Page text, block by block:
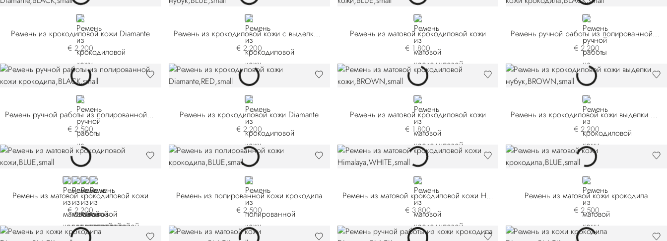
BLACK
Ремень из крокодиловой кожи Diamante
€ 2.200
BLUE
Ремень из крокодиловой кожи с выделкой нубук
€ 2.200
BLUE
Ремень из матовой крокодиловой кожи
€ 1.800
BLACK
Ремень ручной работы из полированной кожи крокодила
€ 2.200
BLACK
Ремень ручной работы из полированной кожи крокодила
€ 2.500
RED
Ремень из крокодиловой кожи Diamante
€ 2.200
BROWN
Ремень из матовой крокодиловой кожи
€ 1.800
BROWN
Ремень из крокодиловой кожи выделки нубук
€ 2.200
BLUEBEIGE
BLACKGREEN
Ремень из матовой крокодиловой кожи
€ 2.200
BLUE
Ремень из полированной кожи крокодила
€ 2.500
WHITE
Ремень из матовой крокодиловой кожи Himalaya
€ 3.800
BLUE
Ремень из матовой кожи крокодила
€ 2.500